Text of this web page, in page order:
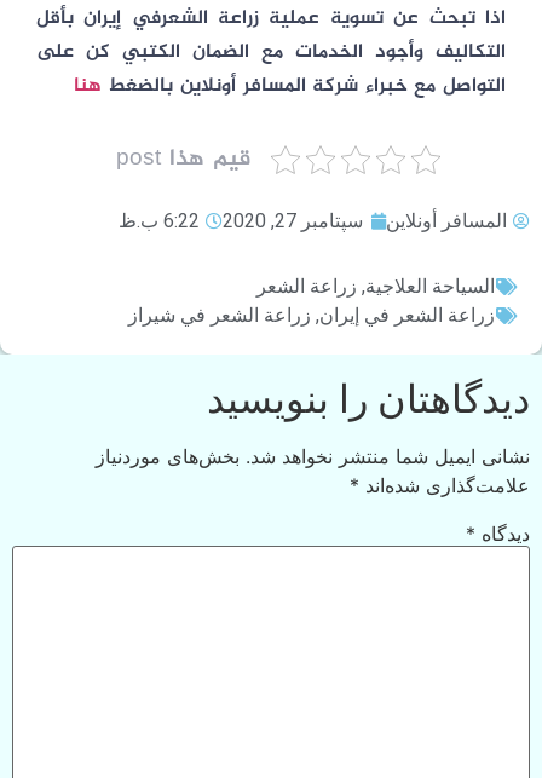
اذا تبحث عن تسوية عملية زراعة الشعرفي إيران بأقل
التكاليف وأجود الخدمات مع الضمان الكتبي كن على
التواصل مع خبراء شركة المسافر أونلاين بالضغطهنا
قيم هذا post
المسافر أونلاين سپتامبر 27, 2020 6:22 ب.ظ
السياحة العلاجية,زراعة الشعر
زراعة الشعر في إيران,زراعة الشعر في شيراز
دیدگاهتان را بنویسید
نشانی ایمیل شما منتشر نخواهد شد. بخش‌های موردنیاز
علامت‌گذاری شده‌اند*
دیدگاه*